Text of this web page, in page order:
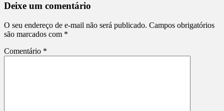
Deixe um comentário
O seu endereço de e-mail não será publicado. Campos obrigatórios
são marcados com *
Comentário *